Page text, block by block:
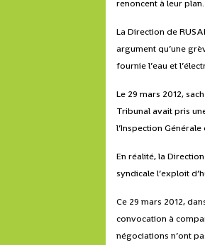
renoncent à leur plan.
La Direction de
argument qu’une
fournie l’eau et
Le 29 mars 2012,
Tribunal avait pris
l’Inspection
En réalité, la
syndicale l’exploit
Ce 29 mars 2012,
convocation à
négociations n’ont